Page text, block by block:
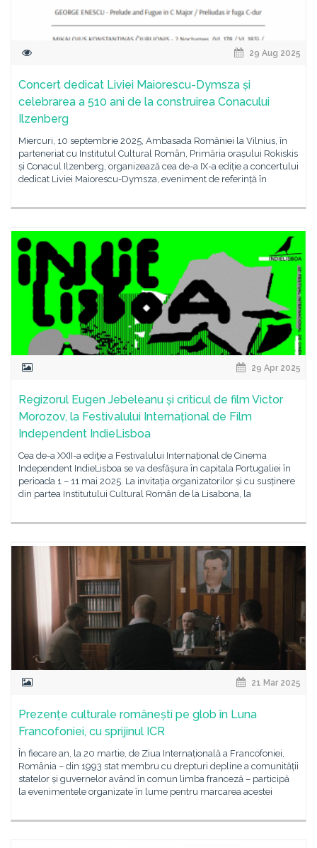
29 Aug 2025
Concert dedicat Liviei Maiorescu-Dymsza și
celebrarea a 510 ani de la construirea Conacului
Ilzenberg
Miercuri, 10 septembrie 2025, Ambasada României la Vilnius, în
parteneriat cu Institutul Cultural Român, Primăria orașului Rokiskis
și Conacul Ilzenberg, organizează cea de-a IX-a ediție a concertului
dedicat Liviei Maiorescu-Dymsza, eveniment de referință în
29 Apr 2025
Regizorul Eugen Jebeleanu și criticul de film Victor
Morozov, la Festivalului Internațional de Film
Independent IndieLisboa
Cea de-a XXII-a ediţie a Festivalului Internațional de Cinema
Independent IndieLisboa se va desfășura în capitala Portugaliei în
perioada 1 – 11 mai 2025. La invitația organizatorilor și cu susținere
din partea Institutului Cultural Român de la Lisabona, la
21 Mar 2025
Prezențe culturale românești pe glob în Luna
Francofoniei, cu sprijinul ICR
În fiecare an, la 20 martie, de Ziua Internațională a Francofoniei,
România – din 1993 stat membru cu drepturi depline a comunității
statelor și guvernelor având în comun limba franceză – participă
la evenimentele organizate în lume pentru marcarea acestei